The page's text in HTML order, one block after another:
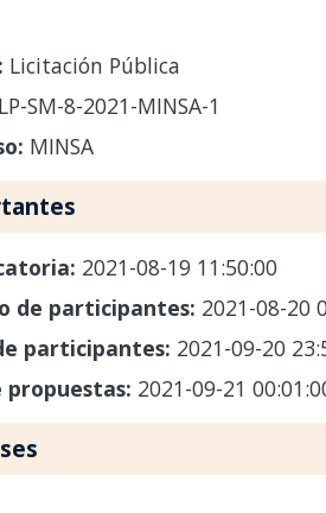
Licitación Pública
LP-SM-8-2021-MINSA-1
MINSA
2021-08-19 11:50:00
de participantes: 2021-08-20
participantes: 2021-09-20
propuestas: 2021-09-21